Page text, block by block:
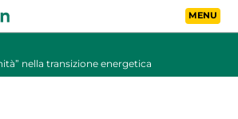
Vai al contenuto
nella transizione energetica